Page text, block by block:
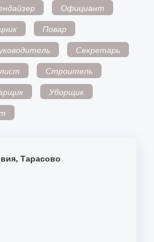
Официант
Повар
Секретарь
Строитель
Уборщик
Тарасово